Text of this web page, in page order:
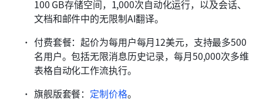
100 GB存储空间，1,000次自动化运行，以及会话、
文档和邮件中的无限制AI翻译。
付费套餐：起价为每用户每月12美元，支持最多500
名用户。包括无限消息历史记录，每月50,000次多维
表格自动化工作流执行。
旗舰版套餐： 定制价格。